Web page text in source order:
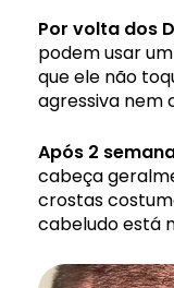
Por volta dos
podem usar
que ele não
agressiva nem
Após 2
cabeça
crostas
cabeludo está